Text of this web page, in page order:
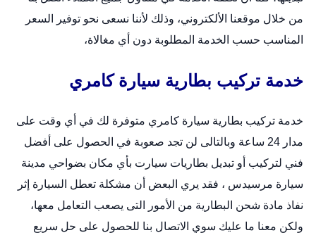
من خلال موقعنا الألكتروني، وذلك لأننا نسعى نحو توفير السعر
المناسب حسب الخدمة المطلوبة دون أي مغالاة،
خدمة تركيب بطارية سيارة كامري
خدمة تركيب بطارية سيارة كامري متوفرة لك في أي وقت على
مدار 24 ساعة وبالتالى لن تجد صعوبة في الحصول على أفضل
فني لتركيب أو تبديل بطاريات سيارت بأي مكان بضواحي مدينة
سيارة مرسيدس ، فقد يري البعض أن مشكلة تعطل السيارة إثر
نفاذ مادة شحن البطارية من الأمور التى يصعب التعامل معها،
ولكن معنا ما عليك سوي الاتصال بنا للحصول على حل سريع